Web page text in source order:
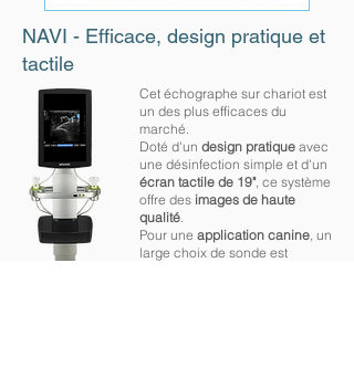
NAVI - Efficace, design pratique et
tactile
Cet échographe sur chariot est
un des plus efficaces du
marché.
Doté d'un design pratique avec
une désinfection simple et d'un
écran tactile de 19", ce système
offre des images de haute
qualité.
Pour une application canine, un
large choix de sonde est